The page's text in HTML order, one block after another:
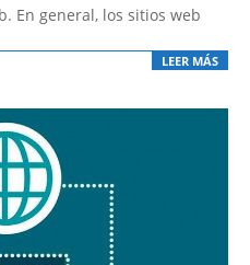
En general, los sitios web
LEER MÁS